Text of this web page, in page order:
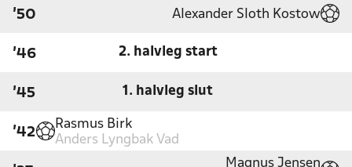
'50 Alexander Sloth Kostow
'46 2. halvleg start
'45 1. halvleg slut
'42
Rasmus Birk
Anders Lyngbak Vad
Magnus Jensen